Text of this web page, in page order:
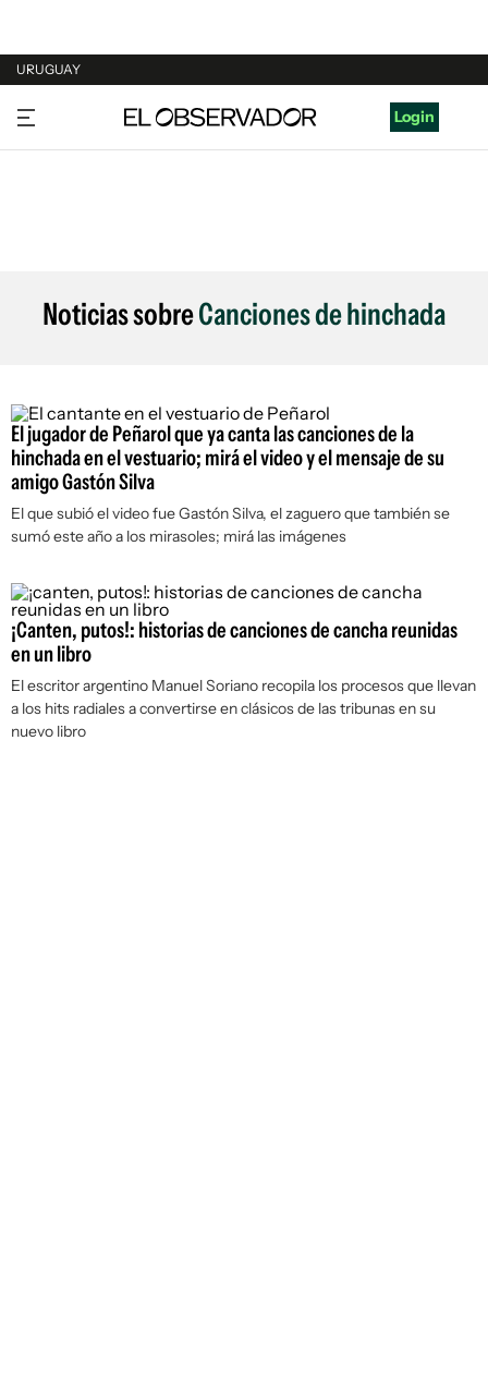
URUGUAY
URUGUAY
ARGENTINA
Login
Noticias sobreCanciones de hinchada
El jugador de Peñarol que ya canta las canciones de la
hinchada en el vestuario; mirá el video y el mensaje de su
amigo Gastón Silva
El que subió el video fue Gastón Silva, el zaguero que también se
sumó este año a los mirasoles; mirá las imágenes
¡Canten, putos!: historias de canciones de cancha reunidas
en un libro
El escritor argentino Manuel Soriano recopila los procesos que llevan
a los hits radiales a convertirse en clásicos de las tribunas en su
nuevo libro